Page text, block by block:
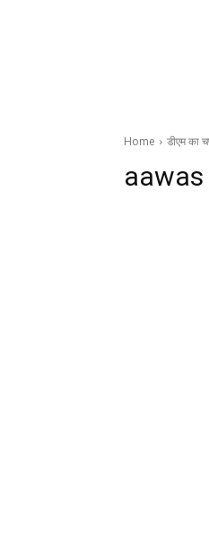
Home डीएम का
aawas